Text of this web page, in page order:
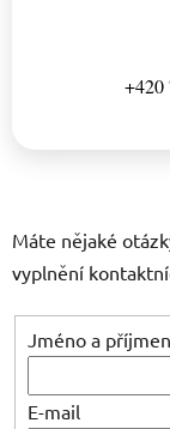
+420
Máte nějaké
vyplnění
Jméno a
E-mail